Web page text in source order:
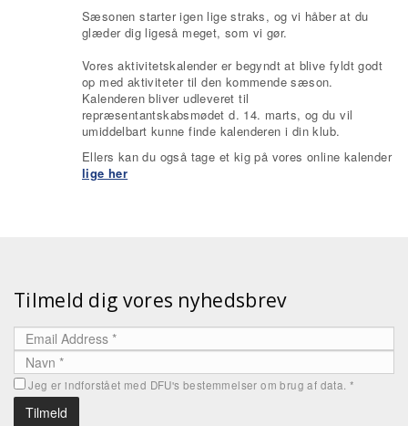
Sæsonen starter igen lige straks, og vi håber at du
glæder dig ligeså meget, som vi gør.
Vores aktivitetskalender er begyndt at blive fyldt godt
op med aktiviteter til den kommende sæson.
Kalenderen bliver udleveret til
repræsentantskabsmødet d. 14. marts, og du vil
umiddelbart kunne finde kalenderen i din klub.
Ellers kan du også tage et kig på vores online kalender
lige her
Tilmeld dig vores nyhedsbrev
Jeg er indforstået med DFU's bestemmelser om brug af data.*